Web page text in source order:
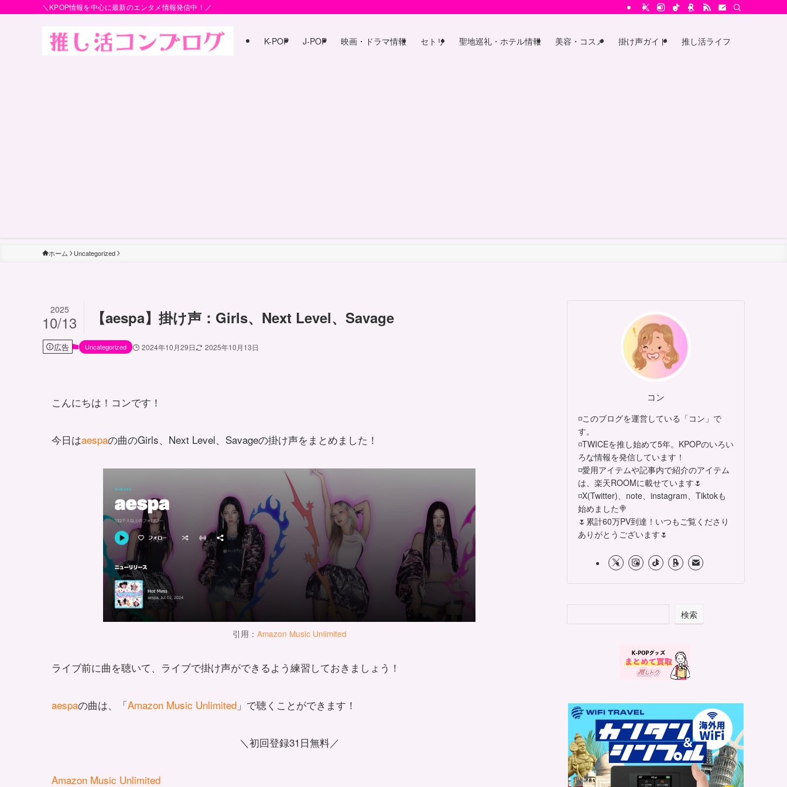
＼KPOP情報を中心に最新のエンタメ情報発信中！／
K-POP J-POP 映画・ドラマ情報 セトリ 聖地巡礼・ホテル情報 美容・コスメ 掛け声ガイド 推し活ライフ
ホーム Uncategorized
【aespa】掛け声：Girls、Next Level、Savage
2025
10/13
広告 Uncategorized 2024年10月29日 2025年10月13日
こんにちは！コンです！
今日はaespaの曲のGirls、Next Level、Savageの掛け声をまとめました！
引用： Amazon Music Unlimited
ライブ前に曲を聴いて、ライブで掛け声ができるよう練習しておきましょう！
aespaの曲は、「Amazon Music Unlimited 」で聴くことができます！
＼初回登録31日無料／
Amazon Music Unlimited
コン
◽このブログを運営している「コン」で
す。
◽TWICEを推し始めて5年。KPOPのいろい
ろな情報を発信しています！
◽愛用アイテムや記事内で紹介のアイテム
は、楽天ROOMに載せています🌷
◽X(Twitter)、note、instagram、Tiktokも
始めました🍭
🌷累計60万PV到達！いつもご覧くださり
ありがとうございます🌷
検索